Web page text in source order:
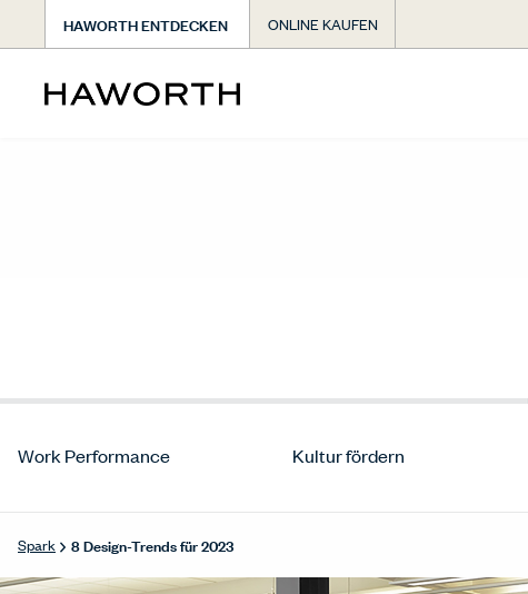
HAWORTH ENTDECKEN ONLINE KAUFEN
Work Performance Kultur fördern
Spark 8 Design-Trends für 2023